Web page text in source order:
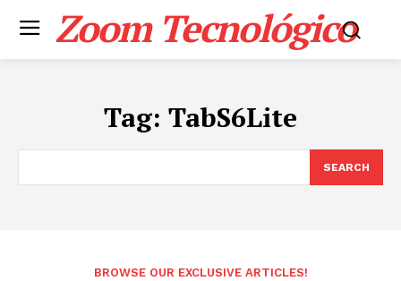
Zoom Tecnológico
Tag: TabS6Lite
SEARCH
BROWSE OUR EXCLUSIVE ARTICLES!